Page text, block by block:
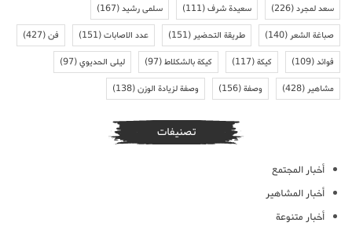
سعد لمجرد(226) سعيدة شرف(111) سلمى رشيد(167)
صباغة الشعر(140) طريقة التحضير(151) عدد الاصابات(151) فن(427)
فوائد(109) كيكة(117) كيكة بالشكلاط(97) ليلى الحديوي(97)
مشاهير(428) وصفة(156) وصفة لزيادة الوزن(138)
تصنيفات
أخبار المجتمع
أخبار المشاهير
أخبار متنوعة